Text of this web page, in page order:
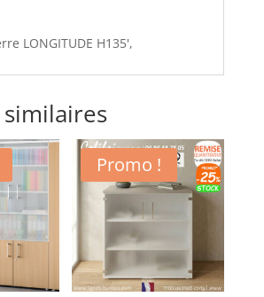
LONGITUDE H135',
Promo !